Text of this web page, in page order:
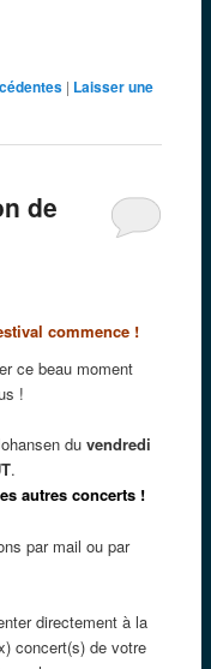
| Laisser une
de
commence !
ce beau moment
!
du vendredi
.
autres concerts !
par mail ou par
directement à la
concert(s) de votre